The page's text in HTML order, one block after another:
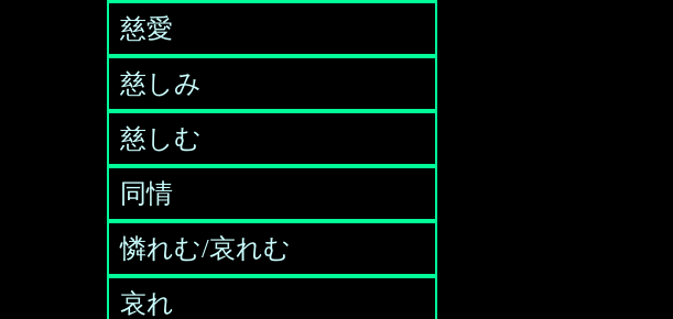
慈愛
慈しみ
慈しむ
同情
憐れむ/哀れむ
哀れ